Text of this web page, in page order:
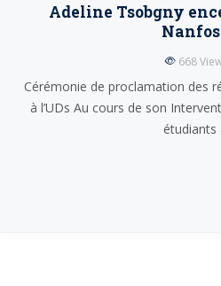
Adeline Tsobgny
668
Cérémonie de proclamation des
à l’UDs Au cours de son
étudiants